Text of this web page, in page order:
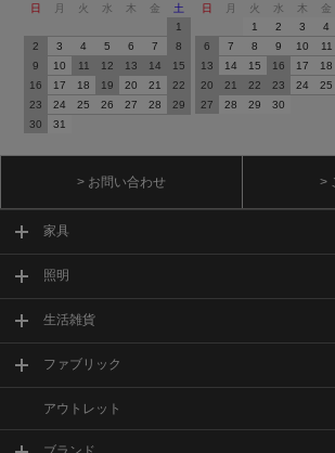
日
月 火 水 木 金
土
1
2
3 4 5 6 7
8
9
10 11 12 13 14
15
16
17 18 19 20 21
22
23
24 25 26 27 28
29
30
31
日
月 火 水 木 金
1
2 3 4
6
7 8 9 10 11
13
14 15 16 17 18
20
21 22 23 24 25
27
28 29 30
> お問い合わせ >
家具
照明
生活雑貨
ファブリック
アウトレット